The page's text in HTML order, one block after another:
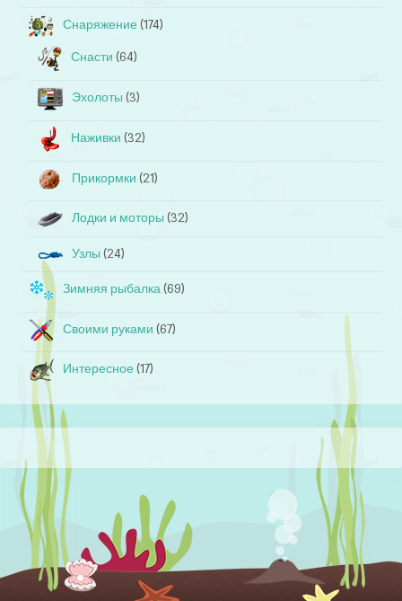
Снаряжение (174)
Снасти (64)
Эхолоты (3)
Наживки (32)
Прикормки (21)
Лодки и моторы (32)
Узлы (24)
Зимняя рыбалка (69)
Своими руками (67)
Интересное (17)